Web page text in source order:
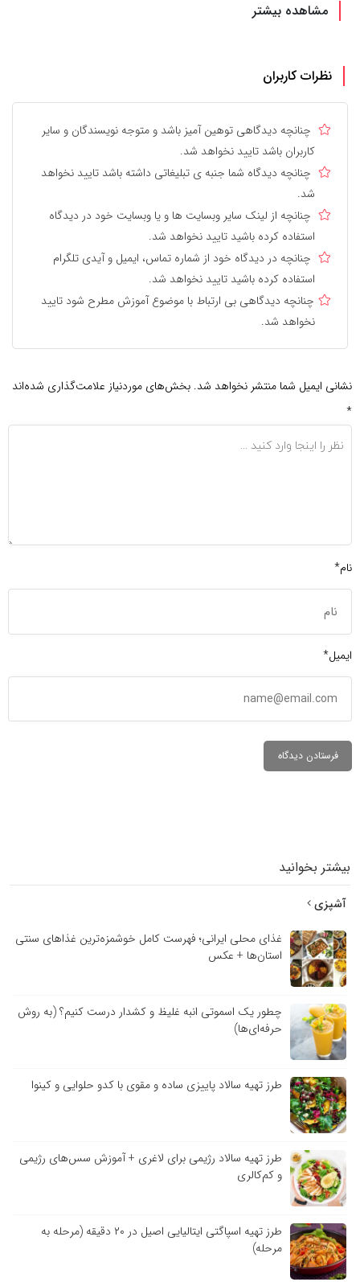
مشاهده بیشتر
نظرات کاربران
چنانچه دیدگاهی توهین آمیز باشد و متوجه نویسندگان و سایر
کاربران باشد تایید نخواهد شد.
چنانچه دیدگاه شما جنبه ی تبلیغاتی داشته باشد تایید نخواهد
شد.
چنانچه از لینک سایر وبسایت ها و یا وبسایت خود در دیدگاه
استفاده کرده باشید تایید نخواهد شد.
چنانچه در دیدگاه خود از شماره تماس، ایمیل و آیدی تلگرام
استفاده کرده باشید تایید نخواهد شد.
چنانچه دیدگاهی بی ارتباط با موضوع آموزش مطرح شود تایید
نخواهد شد.
نشانی ایمیل شما منتشر نخواهد شد. بخش‌های موردنیاز علامت‌گذاری شده‌اند
*
نام*
ایمیل*
بیشتر بخوانید
آشپزی
غذای محلی ایرانی؛ فهرست کامل خوشمزه‌ترین غذاهای سنتی
استان‌ها + عکس
چطور یک اسموتی انبه غلیظ و کشدار درست کنیم؟ (به روش
حرفه‌ای‌ها)
طرز تهیه سالاد پاییزی ساده و مقوی با کدو حلوایی و کینوا
طرز تهیه سالاد رژیمی برای لاغری + آموزش سس‌های رژیمی
و کم‌کالری
طرز تهیه اسپاگتی ایتالیایی اصیل در ۲۰ دقیقه (مرحله به
مرحله)